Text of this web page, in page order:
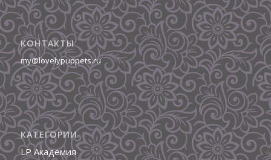
КОНТАКТЫ
my@lovelypuppets.ru
КАТЕГОРИИ
LP Академия